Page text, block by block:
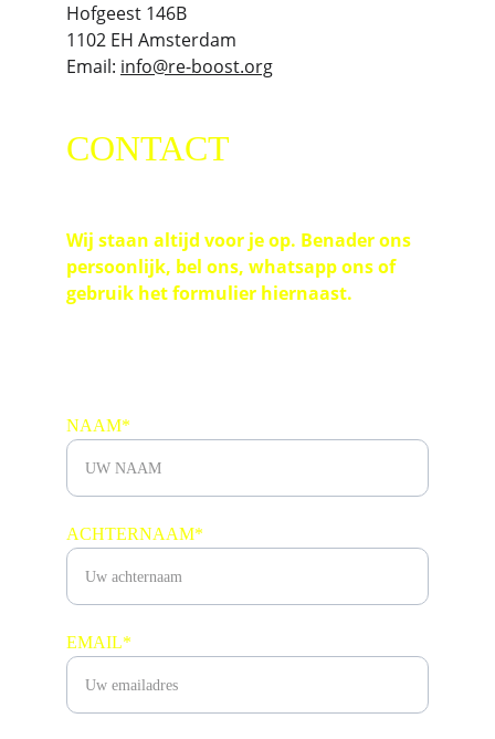
Hofgeest 146B
1102 EH Amsterdam
Email: info@re-boost.org
CONTACT
Wij staan altijd voor je op. Benader ons
persoonlijk, bel ons, whatsapp ons of
gebruik het formulier hiernaast.
NAAM*
ACHTERNAAM*
EMAIL*